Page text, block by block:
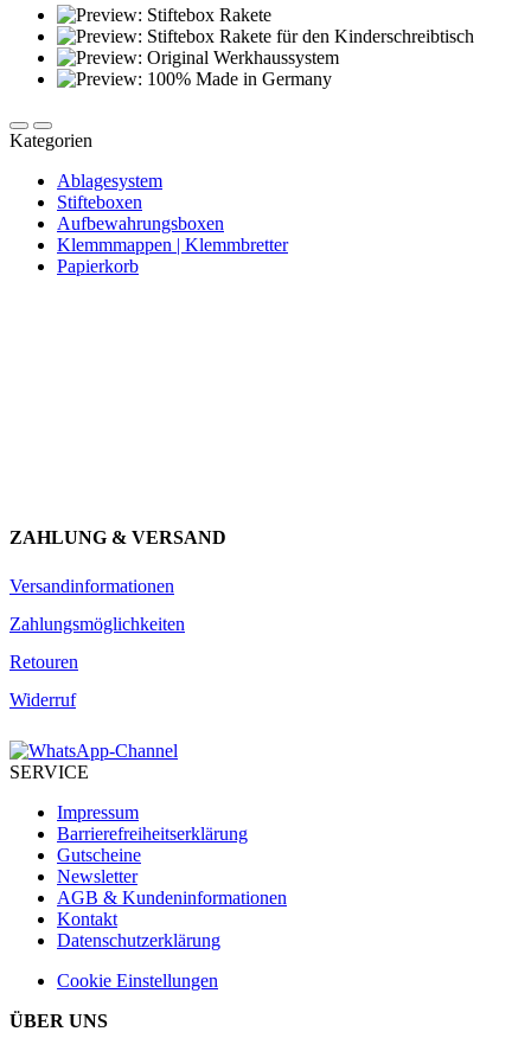
Kategorien
Ablagesystem
Stifteboxen
Aufbewahrungsboxen
Klemmmappen | Klemmbretter
Papierkorb
ZAHLUNG & VERSAND
Versandinformationen
Zahlungsmöglichkeiten
Retouren
Widerruf
SERVICE
Impressum
Barrierefreiheitserklärung
Gutscheine
Newsletter
AGB & Kundeninformationen
Kontakt
Datenschutzerklärung
Cookie Einstellungen
ÜBER UNS